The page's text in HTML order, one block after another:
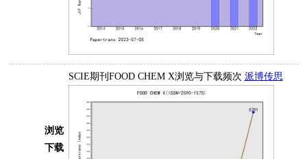
浏览
下载
SCIE期刊FOOD CHEM X浏览与下载频次 派博传思